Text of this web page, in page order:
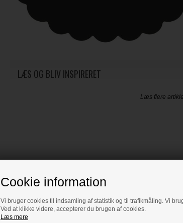
Cookie information
Vi bruger cookies til indsamling af statistik og til trafikmåling. Vi
Ved at klikke videre, accepterer du brugen af cookies.
Læs mere
LÆS OG BLIV INSPIRERET
Læs flere